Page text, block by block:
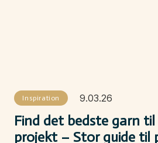
Inspiration 9.03.26
Find det bedste garn
projekt – Stor guide til